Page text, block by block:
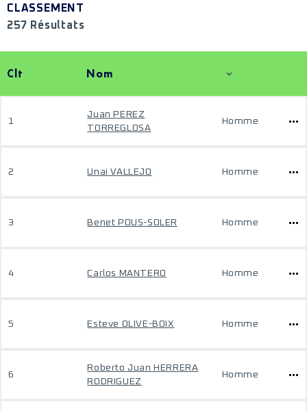
CLASSEMENT
257 Résultats
Clt Nom
1
Juan PEREZ
TORREGLOSA
Homme
2 Unai VALLEJO Homme
3 Benet POUS-SOLER Homme
4 Carlos MANTERO Homme
5 Esteve OLIVE-BOIX Homme
6
Roberto Juan HERRERA
RODRIGUEZ
Homme